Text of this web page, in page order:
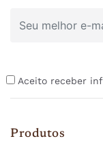
Aceito receber
Produtos